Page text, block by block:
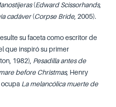
(Edward Scissorhands,
cadáver(Corpse Bride, 2005).
su faceta como escritor de
que inspiró su primer
1982), Pesadilla antes de
before Christmas, Henry
ocupa La melancólica muerte de